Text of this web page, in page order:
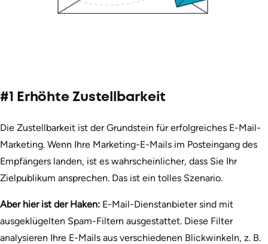
#1 Erhöhte Zustellbarkeit
Die Zustellbarkeit ist der Grundstein für erfolgreiches E-Mail-
Marketing. Wenn Ihre Marketing-E-Mails im Posteingang des
Empfängers landen, ist es wahrscheinlicher, dass Sie Ihr
Zielpublikum ansprechen. Das ist ein tolles Szenario.
Aber hier ist der Haken: E-Mail-Dienstanbieter sind mit
ausgeklügelten Spam-Filtern ausgestattet. Diese Filter
analysieren Ihre E-Mails aus verschiedenen Blickwinkeln, z. B.